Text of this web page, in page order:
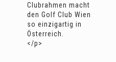
Clubrahmen macht
den Golf Club Wien
so einzigartig in
Österreich.
</p>